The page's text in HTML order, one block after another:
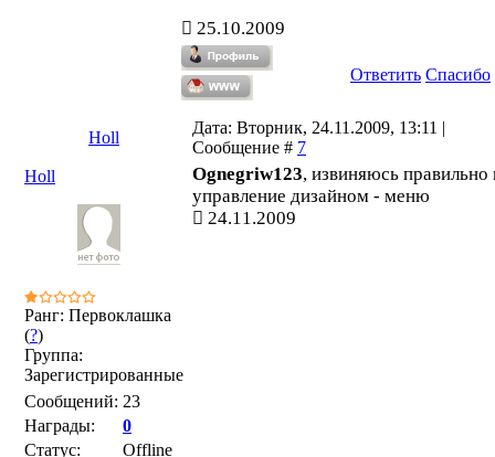
25.10.2009
Ответить Спасибо
Holl
Дата: Вторник, 24.11.2009, 13:11 |
Сообщение # 7
Holl
Ранг: Первоклашка
(?)
Группа:
Зарегистрированные
Сообщений: 23
Награды:
0
Статус:
Offline
Ognegriw123, извиняюсь правильно
управление дизайном - меню
24.11.2009